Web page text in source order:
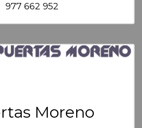
977 662 952
Moreno